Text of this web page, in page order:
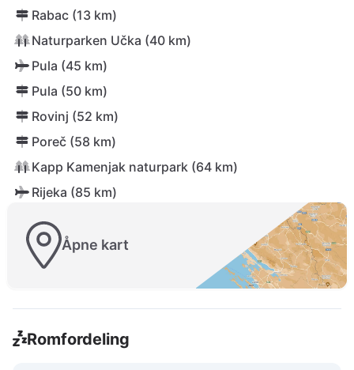
Rabac (13 km)
Naturparken Učka (40 km)
Pula (45 km)
Pula (50 km)
Rovinj (52 km)
Poreč (58 km)
Kapp Kamenjak naturpark (64 km)
Rijeka (85 km)
Åpne kart
Romfordeling